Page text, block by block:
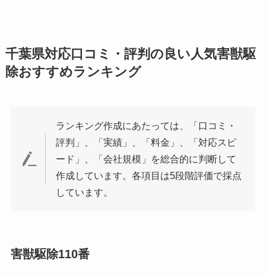
千葉県対応口コミ・評判の良い人気害獣駆
除おすすめランキング
ランキング作成にあたっては、「口コミ・
評判」、「実績」、「料金」、「対応スピ
ード」、「会社規模」を総合的に判断して
作成しています。各項目は5段階評価で採点
しています。
害獣駆除110番